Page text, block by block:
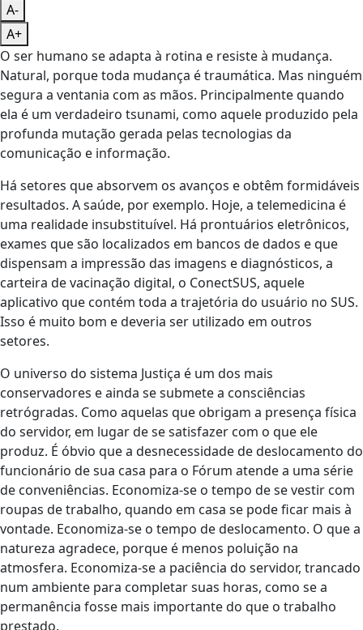
A-
A+
O ser humano se adapta à rotina e resiste à mudança.
Natural, porque toda mudança é traumática. Mas ninguém
segura a ventania com as mãos. Principalmente quando
ela é um verdadeiro tsunami, como aquele produzido pela
profunda mutação gerada pelas tecnologias da
comunicação e informação.
Há setores que absorvem os avanços e obtêm formidáveis
resultados. A saúde, por exemplo. Hoje, a telemedicina é
uma realidade insubstituível. Há prontuários eletrônicos,
exames que são localizados em bancos de dados e que
dispensam a impressão das imagens e diagnósticos, a
carteira de vacinação digital, o ConectSUS, aquele
aplicativo que contém toda a trajetória do usuário no SUS.
Isso é muito bom e deveria ser utilizado em outros
setores.
O universo do sistema Justiça é um dos mais
conservadores e ainda se submete a consciências
retrógradas. Como aquelas que obrigam a presença física
do servidor, em lugar de se satisfazer com o que ele
produz. É óbvio que a desnecessidade de deslocamento do
funcionário de sua casa para o Fórum atende a uma série
de conveniências. Economiza-se o tempo de se vestir com
roupas de trabalho, quando em casa se pode ficar mais à
vontade. Economiza-se o tempo de deslocamento. O que a
natureza agradece, porque é menos poluição na
atmosfera. Economiza-se a paciência do servidor, trancado
num ambiente para completar suas horas, como se a
permanência fosse mais importante do que o trabalho
prestado.